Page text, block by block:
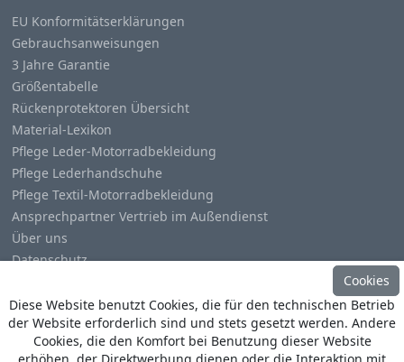
EU Konformitätserklärungen
Gebrauchsanweisungen
3 Jahre Garantie
Größentabelle
Rückenprotektoren Übersicht
Material-Lexikon
Pflege Leder-Motorradbekleidung
Pflege Lederhandschuhe
Pflege Textil-Motorradbekleidung
Ansprechpartner Vertrieb im Außendienst
Über uns
Datenschutz
Cookies
Diese Website benutzt Cookies, die für den technischen Betrieb
der Website erforderlich sind und stets gesetzt werden. Andere
Cookies, die den Komfort bei Benutzung dieser Website
erhöhen, der Direktwerbung dienen oder die Interaktion mit